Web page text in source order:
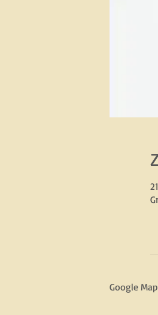
Google